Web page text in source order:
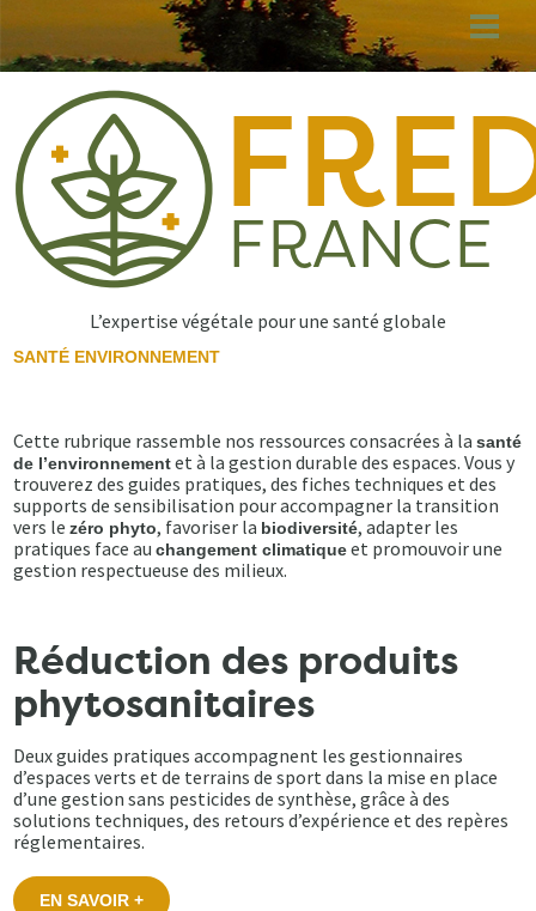
au
principal
L’expertise végétale pour une santé globale
SANTÉ ENVIRONNEMENT
Cette rubrique rassemble nos ressources consacrées à lasanté
de l’environnementet à la gestion durable des espaces. Vous y
trouverez des guides pratiques, des fiches techniques et des
supports de sensibilisation pour accompagner la transition
vers lezéro phyto, favoriser la biodiversité, adapter les
pratiques face auchangement climatiqueet promouvoir une
gestion respectueuse des milieux.
Réduction des produits
phytosanitaires
Deux guides pratiques accompagnent les gestionnaires
d’espaces verts et de terrains de sport dans la mise en place
d’une gestion sans pesticides de synthèse, grâce à des
solutions techniques, des retours d’expérience et des repères
réglementaires.
EN SAVOIR +